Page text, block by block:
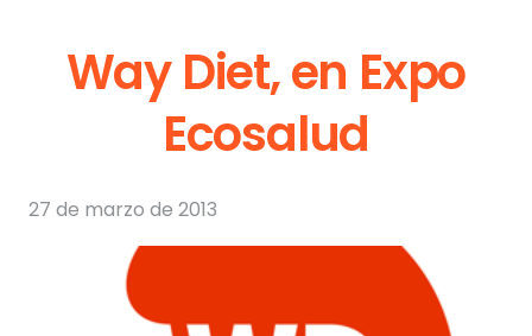
Way Diet, en Expo
Ecosalud
27 de marzo de 2013